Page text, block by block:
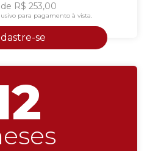
R$ 253,00
para pagamento à vista.
se